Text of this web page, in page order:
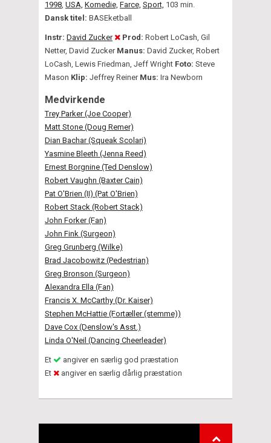
1998 USA, Komedie, Farce, Sport, 103 min.
Dansk titel: BASEketball
Instr: David Zucker Prod: Robert LoCash, Gil
Netter, David Zucker Manus: David Zucker, Robert
LoCash, Lewis Friedman, Jeff Wright Foto: Steve
Mason Klip: Jeffrey Reiner Mus: Ira Newborn
Medvirkende
Trey Parker (Joe Cooper)
Matt Stone (Doug Remer)
Dian Bachar (Squeak Scolari)
Yasmine Bleeth (Jenna Reed)
Ernest Borgnine (Ted Denslow)
Robert Vaughn (Baxter Cain)
Pat O'Brien (II) (Pat O'Brien)
Robert Stack (Robert Stack)
John Forker (Fan)
John Fink (Surgeon)
Greg Grunberg (Wilke)
Brad Jacobowitz (Pedestrian)
Greg Bronson (Surgeon)
Alexandra Ella (Fan)
Francis X. McCarthy (Dr. Kaiser)
Stephen McHattie (Fortæller (stemme))
Dave Cox (Denslow's Asst.)
Linda O'Neil (Dancing Cheerleader)
Et
angiver en særlig god præstation
Et
angiver en særlig dårlig præstation